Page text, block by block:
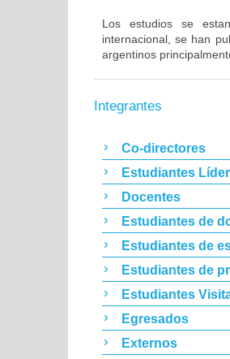
Los estudios se
internacional, se han
argentinos
Integrantes
Co-directores
Estudiantes
Docentes
Estudiantes de
Estudiantes de
Estudiantes de
Estudiantes
Egresados
Externos